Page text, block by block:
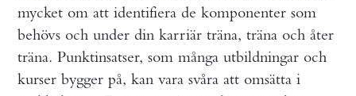
mycket om att identifiera de komponenter som
behövs och under din karriär träna, träna och åter
träna. Punktinsatser, som många utbildningar och
kurser bygger på, kan vara svåra att omsätta i